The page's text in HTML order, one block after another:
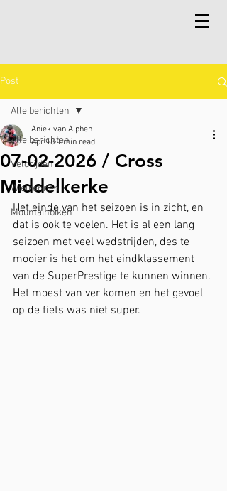
Post
Alle berichten
Veldrijden
Wielrennen
Mountainbiken
Alle berichten
07-02-2026 / Cross
Middelkerke
Aniek van Alphen
Apr 18 1 min read
Het einde van het seizoen is in zicht, en
dat is ook te voelen. Het is al een lang
seizoen met veel wedstrijden, des te
mooier is het om het eindklassement
van de SuperPrestige te kunnen winnen.
Het moest van ver komen en het gevoel
op de fiets was niet super.